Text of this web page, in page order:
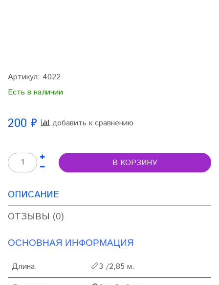
Артикул: 4022
Есть в наличии
200 ₽ добавить к сравнению
В КОРЗИНУ
ОПИСАНИЕ
ОТЗЫВЫ (0)
ОСНОВНАЯ ИНФОРМАЦИЯ
Длина: 📏3 /2,85 м.